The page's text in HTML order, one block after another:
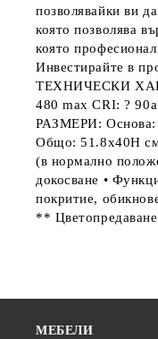
позволявайки ви
която позволява
която
Инвестирайте в
ТЕХНИЧЕСКИ
480 max CRI: ?
РАЗМЕРИ:
Общо: 51.8x40H
(в нормално
докосване •
покритие,
**
МЕБЕЛИ